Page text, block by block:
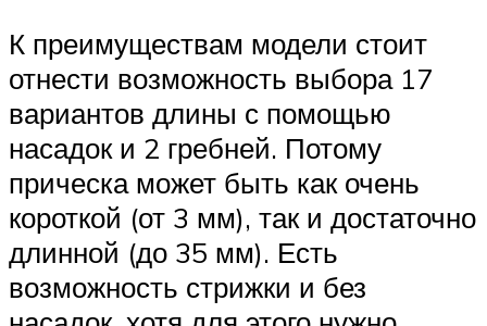
К преимуществам модели стоит
отнести возможность выбора 17
вариантов длины с помощью
насадок и 2 гребней. Потому
прическа может быть как очень
короткой (от 3 мм), так и достаточно
длинной (до 35 мм). Есть
возможность стрижки и без